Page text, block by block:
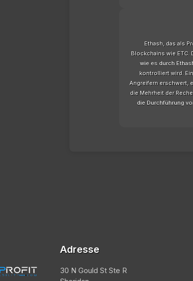
Ethash, das als
Blockchains wie ETC.
wie es durch
kontrolliert wird.
Angreifern erschwert,
die Mehrheit der
die Durchführung
Adresse
30 N Gould St Ste R